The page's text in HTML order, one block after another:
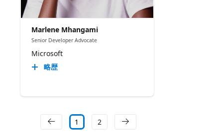
Marlene Mhangami
Senior Developer Advocate
Microsoft
略歴
1 2